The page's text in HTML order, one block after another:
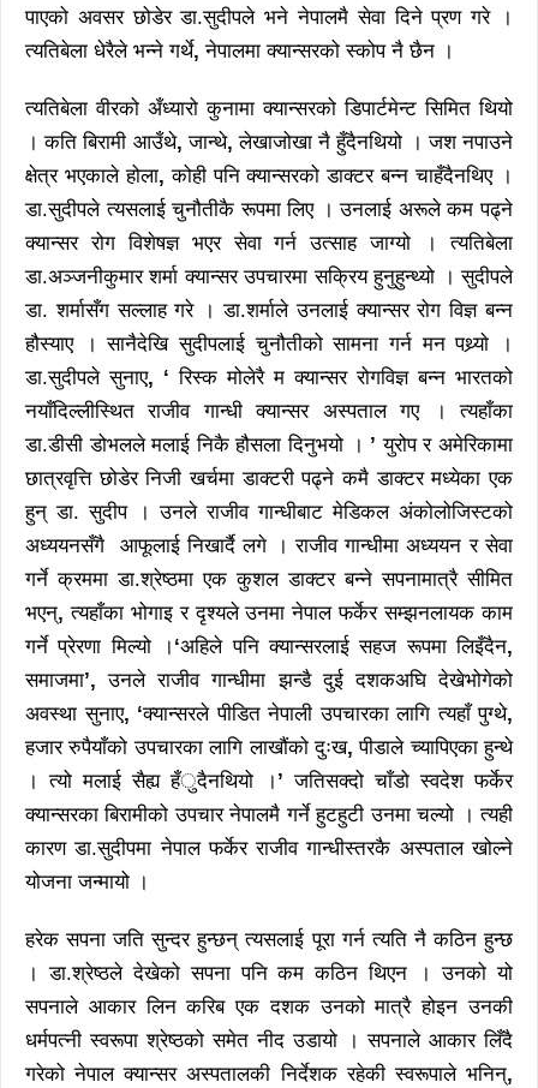
पाएको अवसर छोडेर डा.सुदीपले भने नेपालमै सेवा दिने प्रण गरे ।
त्यतिबेला धेरैले भन्ने गर्थे,नेपालमा क्यान्सरको स्कोप नै छैन ।
त्यतिबेला वीरको अँध्यारो कुनामा क्यान्सरको डिपार्टमेन्ट सिमित थियो
। कति बिरामी आउँथे,जान्थे,लेखाजोखा नै हुँदैनथियो । जश नपाउने
क्षेत्र भएकाले होला,कोही पनि क्यान्सरको डाक्टर बन्न चाहँदैनथिए ।
डा.सुदीपले त्यसलाई चुनौतीकै रूपमा लिए । उनलाई अरूले कम पढ्ने
क्यान्सर रोग विशेषज्ञ भएर सेवा गर्न उत्साह जाग्यो । त्यतिबेला
डा.अञ्जनीकुमार शर्मा क्यान्सर उपचारमा सक्रिय हुनुहुन्थ्यो । सुदीपले
डा. शर्मासँग सल्लाह गरे । डा.शर्माले उनलाई क्यान्सर रोग विज्ञ बन्न
हौस्याए । सानैदेखि सुदीपलाई चुनौतीको सामना गर्न मन पथ्र्याे ।
डा.सुदीपले सुनाए, ‘रिस्क मोलेरै म क्यान्सर रोगविज्ञ बन्न भारतको
नयाँदिल्लीस्थित राजीव गान्धी क्यान्सर अस्पताल गए । त्यहाँका
डा.डीसी डोभलले मलाई निकै हौसला दिनुभयो । ’ युरोप र अमेरिकामा
छात्रवृत्ति छोडेर निजी खर्चमा डाक्टरी पढ्ने कमै डाक्टर मध्येका एक
हुन् डा. सुदीप । उनले राजीव गान्धीबाट मेडिकल अंकोलोजिस्टको
अध्ययनसँगै आफूलाई निखार्दै लगे । राजीव गान्धीमा अध्ययन र सेवा
गर्ने क्रममा डा.श्रेष्ठमा एक कुशल डाक्टर बन्ने सपनामात्रै सीमित
भएन्,त्यहाँका भोगाइ र दृश्यले उनमा नेपाल फर्केर सम्झनलायक काम
गर्ने प्रेरणा मिल्यो । ‘अहिले पनि क्यान्सरलाई सहज रूपमा लिइँदैन,
समाजमा’,उनले राजीव गान्धीमा झन्डै दुई दशकअघि देखेभोगेको
अवस्था सुनाए, ‘क्यान्सरले पीडित नेपाली उपचारका लागि त्यहाँ पुग्थे,
हजार रुपैयाँको उपचारका लागि लाखौंको दुःख,पीडाले च्यापिएका हुन्थे
। त्यो मलाई सैह्य हँुदैनथियो । ’ जतिसक्दो चाँडो स्वदेश फर्केर
क्यान्सरका बिरामीको उपचार नेपालमै गर्ने हुटहुटी उनमा चल्यो । त्यही
कारण डा.सुदीपमा नेपाल फर्केर राजीव गान्धीस्तरकै अस्पताल खोल्ने
योजना जन्मायो ।
हरेक सपना जति सुन्दर हुन्छन् त्यसलाई पूरा गर्न त्यति नै कठिन हुन्छ
। डा.श्रेष्ठले देखेको सपना पनि कम कठिन थिएन । उनको यो
सपनाले आकार लिन करिब एक दशक उनको मात्रै होइन उनकी
धर्मपत्नी स्वरूपा श्रेष्ठको समेत नीद उडायो । सपनाले आकार लिँदै
गरेको नेपाल क्यान्सर अस्पतालकी निर्देशक रहेकी स्वरूपाले भनिन्,